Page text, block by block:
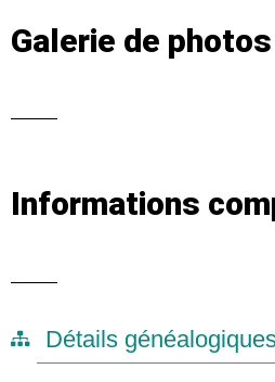
Galerie de photos
Informations
Détails